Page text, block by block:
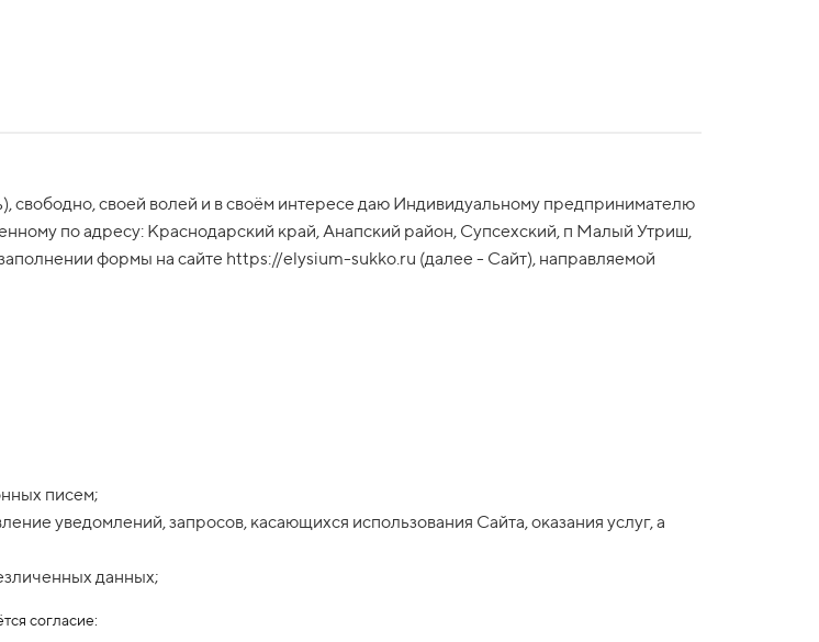
свободно, своей волей и в своём интересе даю Индивидуальному предпринимателю
по адресу: Краснодарский край, Анапский район, Супсехский, п Малый Утриш,
формы на сайте https://elysium-sukko.ru (далее - Сайт), направляемой
писем;
уведомлений, запросов, касающихся использования Сайта, оказания услуг, а
данных;
согласие: